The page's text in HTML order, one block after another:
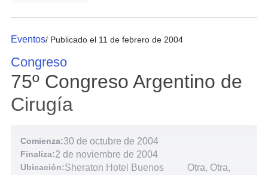
Eventos/ Publicado el 11 de febrero de 2004
Congreso
75º Congreso Argentino de
Cirugía
Comienza:30 de octubre de 2004
Finaliza:2 de noviembre de 2004
Ubicación:Sheraton Hotel Buenos
Otra, Otra,